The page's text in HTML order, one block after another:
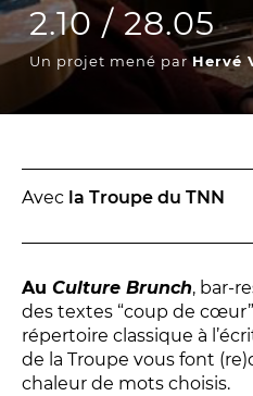
Réservez en ligne
Abonnez-vous en ligne
2.10 / 28.05
Un projet mené parHervé
Avec la Troupe du TNN
Au Culture Brunch, bar-
des textes “coup de
répertoire classique à
de la Troupe vous font
chaleur de mots choisis.